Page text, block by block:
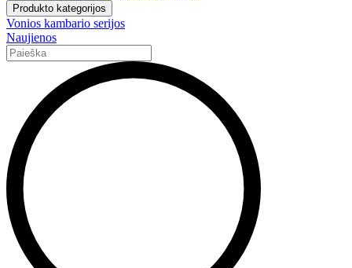
Produkto kategorijos
Vonios kambario serijos
Naujienos